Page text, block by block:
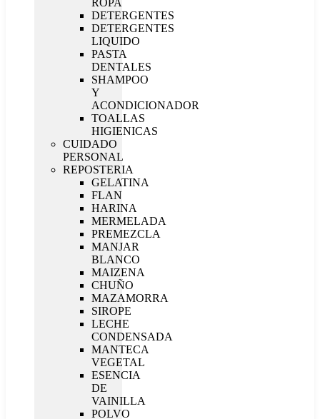
DETERGENTES
DETERGENTES
LIQUIDO
PASTA
DENTALES
SHAMPOO
Y
ACONDICIONADOR
TOALLAS
HIGIENICAS
CUIDADO
PERSONAL
REPOSTERIA
GELATINA
FLAN
HARINA
MERMELADA
PREMEZCLA
MANJAR
BLANCO
MAIZENA
CHUÑO
MAZAMORRA
SIROPE
LECHE
CONDENSADA
MANTECA
VEGETAL
ESENCIA
DE
VAINILLA
POLVO